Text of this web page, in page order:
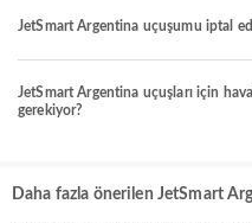
JetSmart Argentina uçuşumu iptal
JetSmart Argentina uçuşları için
gerekiyor?
Daha fazla önerilen JetSmart